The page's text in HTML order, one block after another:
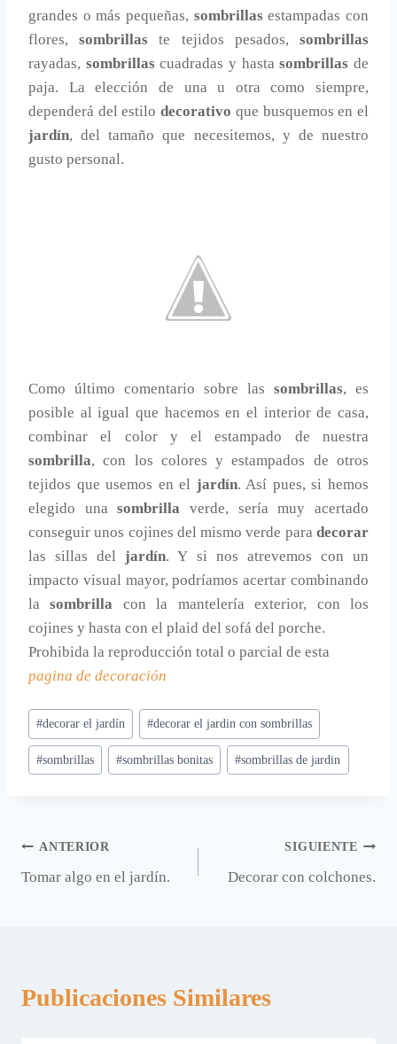
grandes o más pequeñas, sombrillasestampadas con
flores,sombrillas te tejidos pesados,sombrillas
rayadas, sombrillascuadradas y hastasombrillas de
paja. La elección de una u otra como siempre,
dependerá del estilodecorativo que busquemos en el
jardín, del tamaño que necesitemos, y de nuestro
gusto personal.
Como último comentario sobre las sombrillas, es
posible al igual que hacemos en el interior de casa,
combinar el color y el estampado de nuestra
sombrilla, con los colores y estampados de otros
tejidos que usemos en el jardín. Así pues, si hemos
elegido unasombrilla verde, sería muy acertado
conseguir unos cojines del mismo verde para decorar
las sillas del jardín. Y si nos atrevemos con un
impacto visual mayor, podríamos acertar combinando
lasombrilla con la mantelería exterior, con los
cojines y hasta con el plaid del sofá del porche.
Prohibida la reproducción total o parcial de esta
pagina de decoración
Etiquetas
de
la
#decorar el jardín #decorar el jardin con sombrillas
#sombrillas #sombrillas bonitas #sombrillas de jardin
Navegación
de
ANTERIOR
Tomar algo en el jardín.
SIGUIENTE
Decorar con colchones.
Publicaciones Similares